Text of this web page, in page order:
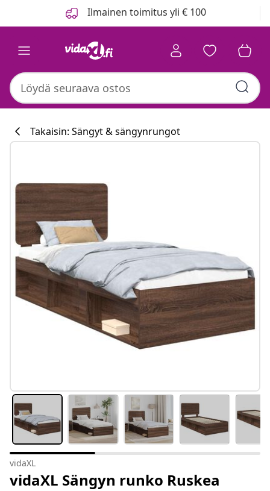
Ilmainen toimitus yli € 100
#sharemevidaxl
Takaisin: Sängyt & sängynrungot
vidaXL
vidaXL Sängyn runko Ruskea